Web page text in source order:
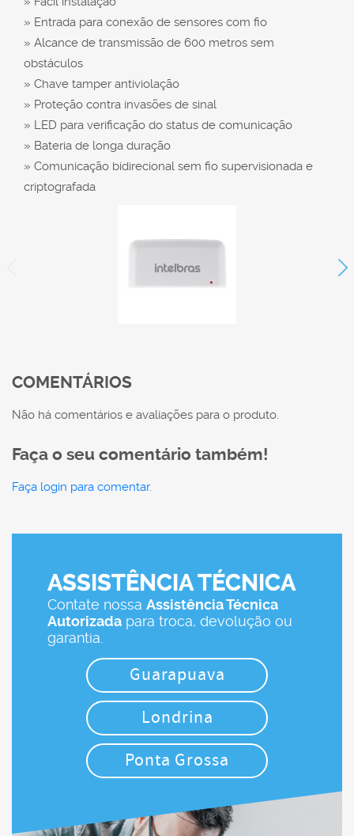
» Entrada para conexão de sensores com fio
» Alcance de transmissão de 600 metros sem
obstáculos
» Chave tamper antiviolação
» Proteção contra invasões de sinal
» LED para verificação do status de comunicação
» Bateria de longa duração
» Comunicação bidirecional sem fio supervisionada e
criptografada
COMENTÁRIOS
Não há comentários e avaliações para o produto.
Faça o seu comentário também!
Faça login para comentar.
ASSISTÊNCIA TÉCNICA
Contate nossa Assistência Técnica
Autorizada para troca, devolução ou
garantia.
Guarapuava
Londrina
Ponta Grossa